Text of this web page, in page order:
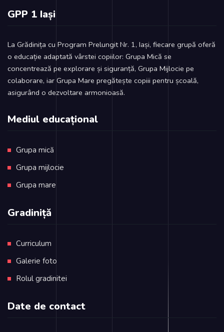
GPP 1 Iași
La Grădinița cu Program Prelungit Nr. 1, Iași, fiecare grupă oferă
o educație adaptată vârstei copiilor: Grupa Mică se
concentrează pe explorare și siguranță, Grupa Mijlocie pe
colaborare, iar Grupa Mare pregătește copiii pentru școală,
asigurând o dezvoltare armonioasă.
Mediul educațional
Grupa mică
Grupa mijlocie
Grupa mare
Gradiniță
Curriculum
Galerie foto
Rolul gradinitei
Date de contact